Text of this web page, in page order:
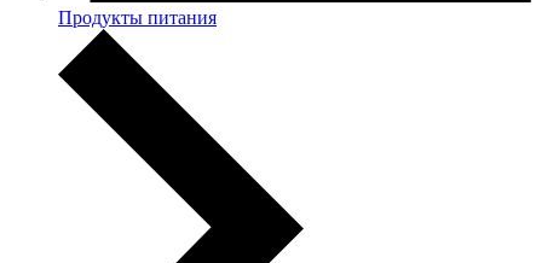
Продукты питания